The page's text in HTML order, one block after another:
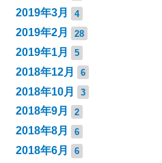
2019年3月 4
2019年2月 28
2019年1月 5
2018年12月 6
2018年10月 3
2018年9月 2
2018年8月 6
2018年6月 6